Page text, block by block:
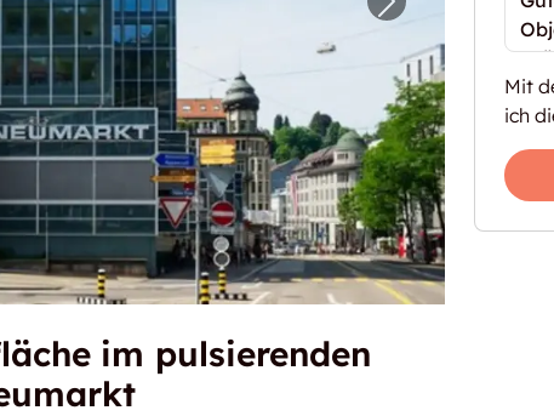
Lagerfläche im pulsierendenNächstes Bild
im pulsierenden
Mit
ich